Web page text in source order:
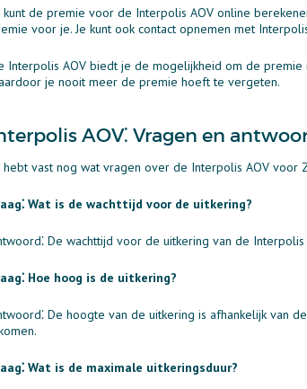
kunt de premie voor de Interpolis AOV online
voor je. Je kunt ook contact opnemen met
Interpolis AOV biedt je de mogelijkheid om de premie
je nooit meer de premie hoeft te vergeten.
AOV⁚ Vragen en
hebt vast nog wat vragen over de Interpolis AOV
Wat is de wachttijd voor de uitkering?
De wachttijd voor de uitkering van de
Hoe hoog is de uitkering?
De hoogte van de uitkering is afhankelijk van
Wat is de maximale uitkeringsduur?